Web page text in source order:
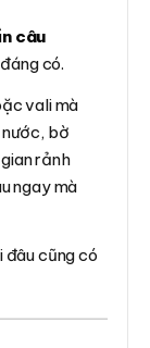
câu
có.
vali mà
nước, bờ
rảnh
ngay mà
cũng có